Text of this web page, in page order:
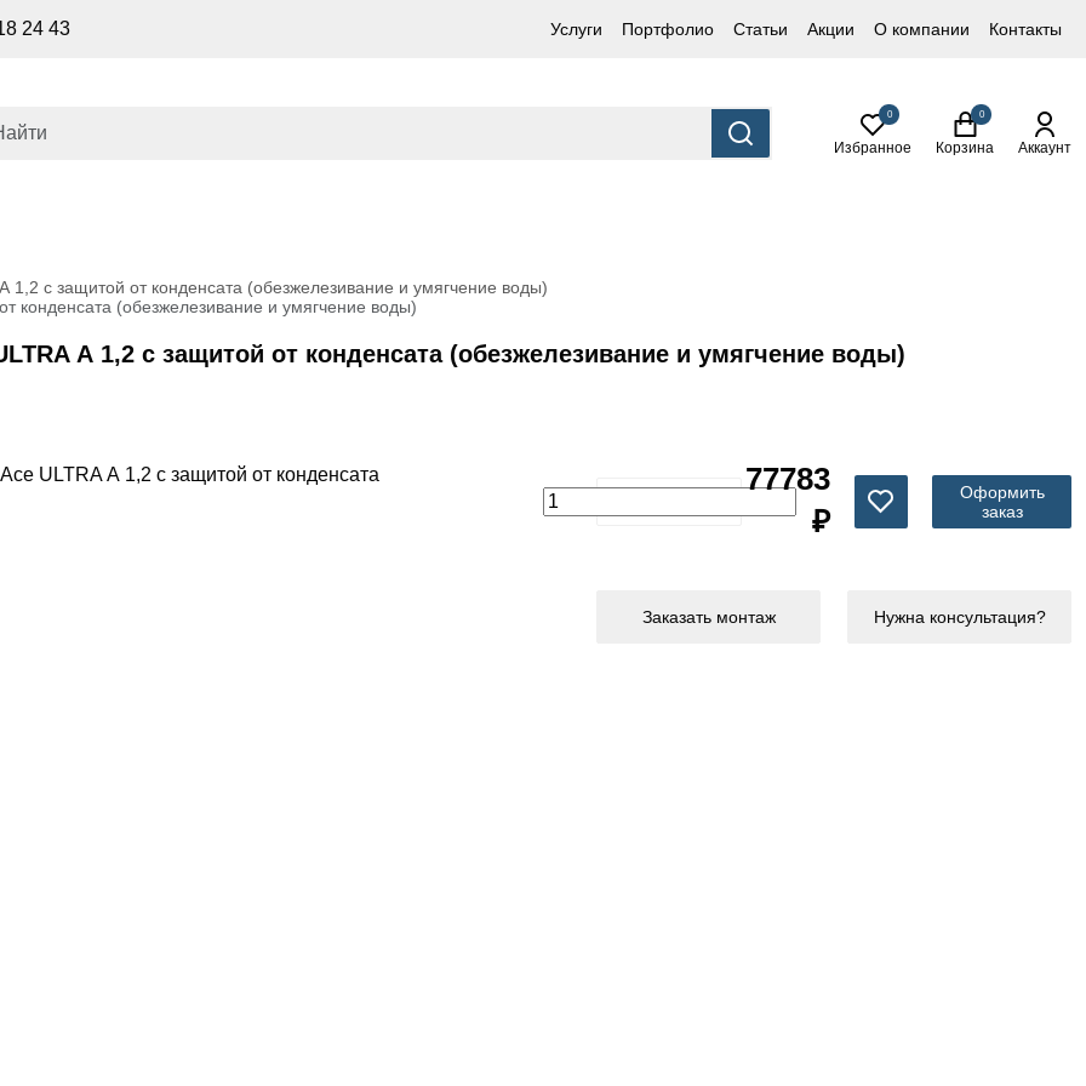
24 43 Услуги Портфолио Статьи Акции О компании Контакты
0
Избранное
0
Корзина Аккаунт
1,2 с защитой от конденсата (обезжелезивание и умягчение воды)
конденсата (обезжелезивание и умягчение воды)
А 1,2 с защитой от конденсата (обезжелезивание и умягчение воды)
77783
₽
Оформить
заказ
Заказать монтаж Нужна консультация?